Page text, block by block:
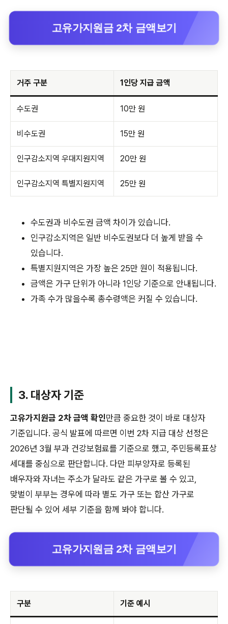
고유가지원금 2차 금액보기
거주 구분 1인당 지급 금액
수도권 10만 원
비수도권 15만 원
인구감소지역 우대지원지역 20만 원
인구감소지역 특별지원지역 25만 원
수도권과 비수도권 금액 차이가 있습니다.
인구감소지역은 일반 비수도권보다 더 높게 받을 수
있습니다.
특별지원지역은 가장 높은 25만 원이 적용됩니다.
금액은 가구 단위가 아니라 1인당 기준으로 안내됩니다.
가족 수가 많을수록 총수령액은 커질 수 있습니다.
3. 대상자 기준
고유가지원금 2차 금액 확인만큼 중요한 것이 바로 대상자
기준입니다. 공식 발표에 따르면 이번 2차 지급 대상 선정은
2026년 3월 부과 건강보험료를 기준으로 했고, 주민등록표상
세대를 중심으로 판단합니다. 다만 피부양자로 등록된
배우자와 자녀는 주소가 달라도 같은 가구로 볼 수 있고,
맞벌이 부부는 경우에 따라 별도 가구 또는 합산 가구로
판단될 수 있어 세부 기준을 함께 봐야 합니다.
고유가지원금 2차 금액보기
구분 기준 예시